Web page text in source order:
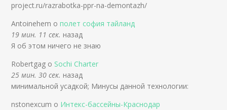
project.ru/razrabotka-ppr-na-demontazh/
Antoinehem ополет софия тайланд
19 мин. 11 сек. назад
Я об этом ничего не знаю
Robertgag о Sochi Charter
25 мин. 30 сек. назад
минимальной усадкой; Минусы данной технологии:
nstonexcum о Интекс-бассейны-Краснодар